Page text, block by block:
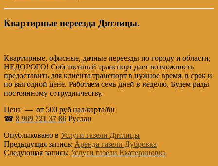
Квартирные переезда Дятлицы.
Квартирные, офисные, дачные переезды по городу и области,
НЕДОРОГО! Собственный транспорт дает возможность
предоставить для клиента транспорт в нужное время, в срок и
по выгодной цене. Работаем семь дней в неделю. Будем рады
постоянному сотрудничеству.
Цена — от 500 руб нал/карта/бн
☎ 8 969 721 37 86 Руслан
Опубликовано в Услуги газели Дятлицы
Предыдущая запись: Аренда газели Дубровка
Следующая запись: Услуги газели Екатериновка